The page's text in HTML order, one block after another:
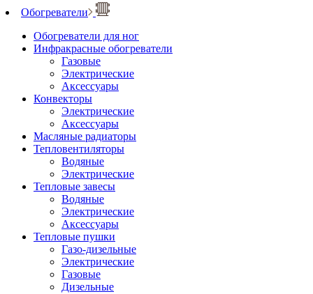
Обогреватели
Обогреватели для ног
Инфракрасные обогреватели
Газовые
Электрические
Аксессуары
Конвекторы
Электрические
Аксессуары
Масляные радиаторы
Тепловентиляторы
Водяные
Электрические
Тепловые завесы
Водяные
Электрические
Аксессуары
Тепловые пушки
Газо-дизельные
Электрические
Газовые
Дизельные